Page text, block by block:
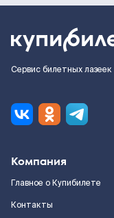
Сервис билетных лазеек
Компания
Главное о Купибилете
Контакты